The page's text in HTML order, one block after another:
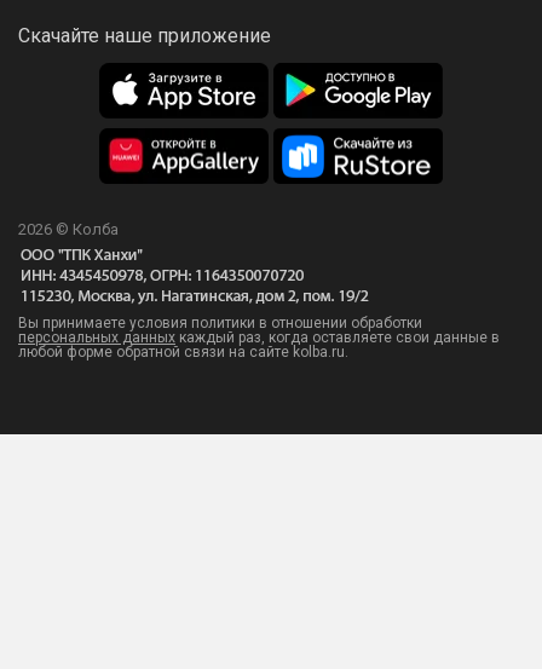
Скачайте наше приложение
2026 © Колба
Вы принимаете условия политики в отношении обработки
персональных данных каждый раз, когда оставляете свои данные в
любой форме обратной связи на сайте kolba.ru.